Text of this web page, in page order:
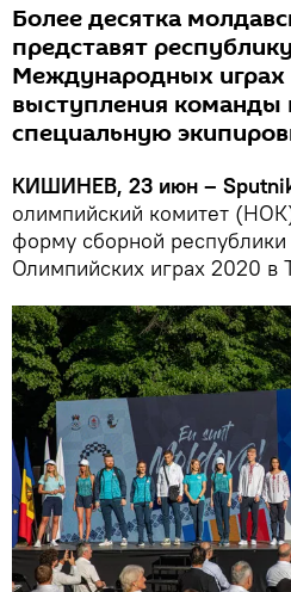
Более десятка
представят
Международных играх
выступления команды
специальную
КИШИНЕВ, 23 июн –
олимпийский комитет
форму сборной республики
Олимпийских играх 2020 в